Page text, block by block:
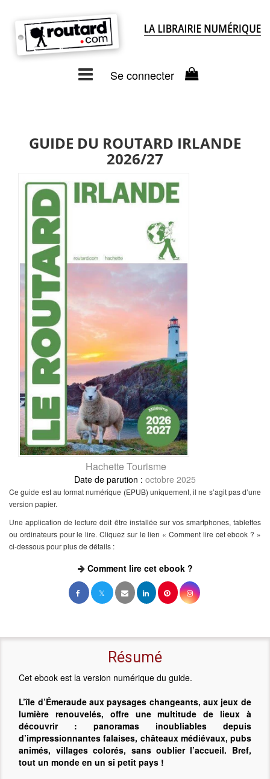
Se connecter
GUIDE DU ROUTARD IRLANDE
2026/27
Hachette Tourisme
octobre 2025
Ce guide est au format numérique (EPUB) uniquement, il ne s’agit pas d’une
version papier.
Une application de lecture doit être installée sur vos smartphones, tablettes
ou ordinateurs pour le lire. Cliquez sur le lien « Comment lire cet ebook ? »
ci-dessous pour plus de détails :
Comment lire cet ebook ?
Résumé
Cet ebook est la version numérique du guide.
L’île d’Émeraude aux paysages changeants, aux jeux de
lumière renouvelés, offre une multitude de lieux à
découvrir : panoramas inoubliables depuis
d’impressionnantes falaises, châteaux médiévaux, pubs
animés, villages colorés, sans oublier l’accueil. Bref,
tout un monde en un si petit pays !